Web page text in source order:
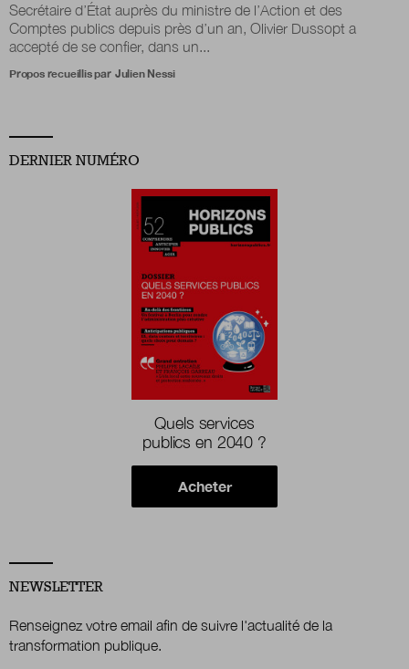
Secrétaire d’État auprès du ministre de l’Action et des
Comptes publics depuis près d’un an, Olivier Dussopt a
accepté de se confier, dans un...
Propos recueillis par Julien Nessi
DERNIER NUMÉRO
Quels services
publics en 2040 ?
Acheter
NEWSLETTER
Renseignez votre email afin de suivre l'actualité de la
transformation publique.